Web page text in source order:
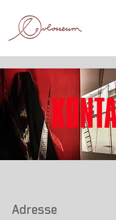
Adresse